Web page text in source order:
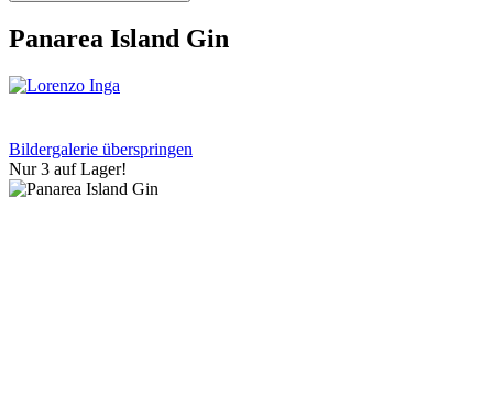
Panarea Island Gin
Bildergalerie überspringen
Nur 3 auf Lager!